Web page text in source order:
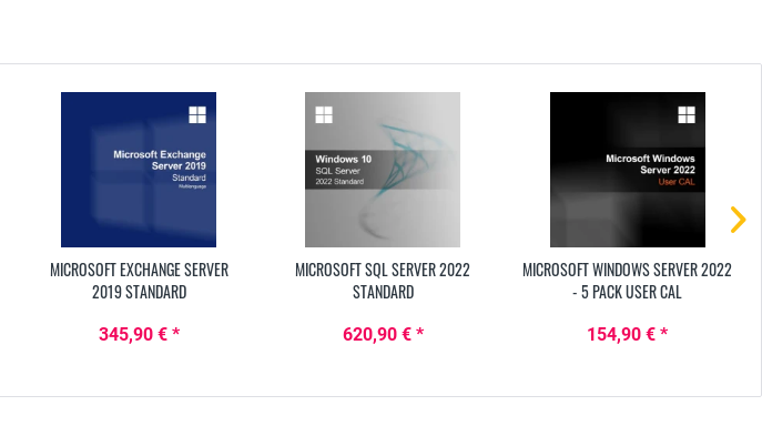
MICROSOFT EXCHANGE SERVER
2019 STANDARD
345,90 € *
MICROSOFT SQL SERVER 2022
STANDARD
620,90 € *
MICROSOFT WINDOWS SERVER 2022
- 5 PACK USER CAL
154,90 € *